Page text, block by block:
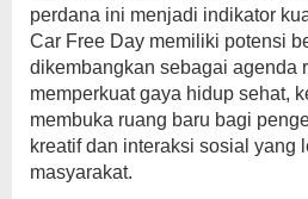
perdana ini menjadi indikator
Car Free Day memiliki potensi
dikembangkan sebagai agenda
memperkuat gaya hidup sehat,
membuka ruang baru bagi
kreatif dan interaksi sosial yang
masyarakat.